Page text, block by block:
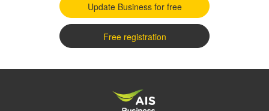
Update Business for free
Free registration